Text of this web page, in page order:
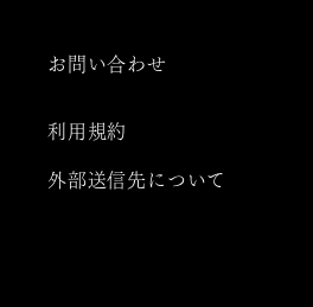
お問い合わせ
利用規約
外部送信先について